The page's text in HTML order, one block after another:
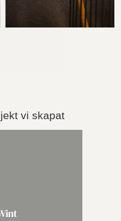
vi skapat